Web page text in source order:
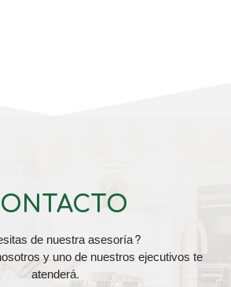
de nuestra asesoría?
y uno de nuestros ejecutivos te
atenderá.